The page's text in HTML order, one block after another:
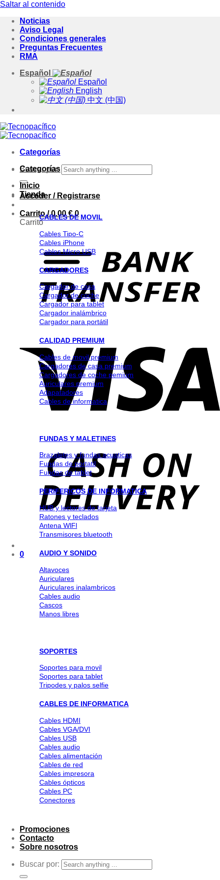
Saltar al contenido
Noticias
Aviso Legal
Condiciones generales
Preguntas Frecuentes
RMA
Español
Español
English
中文 (中国)
Categorías
Buscar por:
Acceder / Registrarse
Carrito /0.00€ 0
Carrito
0
Categorías
Inicio
Tienda
CABLES DE MOVIL
Cables Tipo-C
Cables iPhone
Cables Micro USB
CARGADORES
Cargador de casa
Cargador de coche
Cargador para tablet
Cargador inalámbrico
Cargador para portátil
CALIDAD PREMIUM
Cables de movil premium
Cargadores de casa premium
Cargadores de coche pemium
Auriculares premium
Adapatadores
Cables de informatica
FUNDAS Y MALETINES
Brazaletes y fundas acuaticas
Fundas de portatil
Fundas de tablet
PERIFERICOS DE INFORMATICA
HUB y lectores de tarjeta
Ratones y teclados
Antena WlFl
Transmisores bluetooth
AUDIO Y SONIDO
Altavoces
Auriculares
Auriculares inalambricos
Cables audio
Cascos
Manos libres
SOPORTES
Soportes para movil
Soportes para tablet
Tripodes y palos selfie
CABLES DE INFORMATICA
Cables HDMI
Cables VGA/DVI
Cables USB
Cables audio
Cables alimentación
Cables de red
Cables impresora
Cables ópticos
Cables PC
Conectores
Promociones
Contacto
Sobre nosotros
Buscar por: